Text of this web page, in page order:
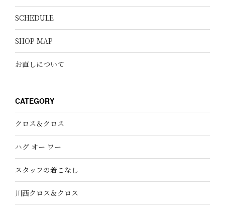
SCHEDULE
SHOP MAP
お直しについて
CATEGORY
クロス＆クロス
ハグ オー ワー
スタッフの着こなし
川西クロス＆クロス